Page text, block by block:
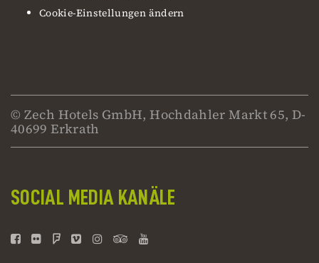
Cookie-Einstellungen ändern
© Zech Hotels GmbH, Hochdahler Markt 65, D-
40699 Erkrath
SOCIAL MEDIA KANÄLE